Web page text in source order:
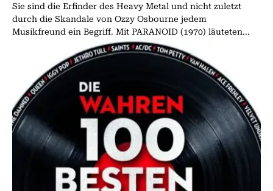
Sie sind die Erfinder des Heavy Metal und nicht zuletzt
durch die Skandale von Ozzy Osbourne jedem
Musikfreund ein Begriff. Mit PARANOID (1970) läuteten...